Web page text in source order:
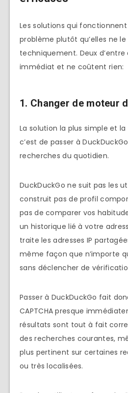
Les solutions qui
problème plutôt qu’elles ne
techniquement. Deux
immédiat et ne coûtent rien:
1. Changer de moteur
La solution la plus simple et
c’est de passer à
recherches du quotidien.
DuckDuckGo ne suit pas les
construit pas de profil
pas de comparer vos
un historique lié à votre
traite les adresses IP
même façon que n’importe
sans déclencher de
Passer à DuckDuckGo fait
CAPTCHA presque
résultats sont tout à fait
des recherches courantes,
plus pertinent sur certaines
ou très localisées.